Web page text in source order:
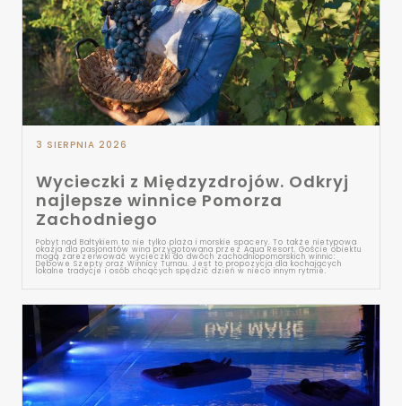
3 SIERPNIA 2026
Wycieczki z Międzyzdrojów. Odkryj
najlepsze winnice Pomorza
Zachodniego
Pobyt nad Bałtykiem to nie tylko plaża i morskie spacery. To także nietypowa
okazja dla pasjonatów wina przygotowana przez Aqua Resort. Goście obiektu
mogą zarezerwować wycieczki do dwóch zachodniopomorskich winnic:
Dębowe Szepty oraz Winnicy Turnau. Jest to propozycja dla kochających
lokalne tradycje i osób chcących spędzić dzień w nieco innym rytmie.